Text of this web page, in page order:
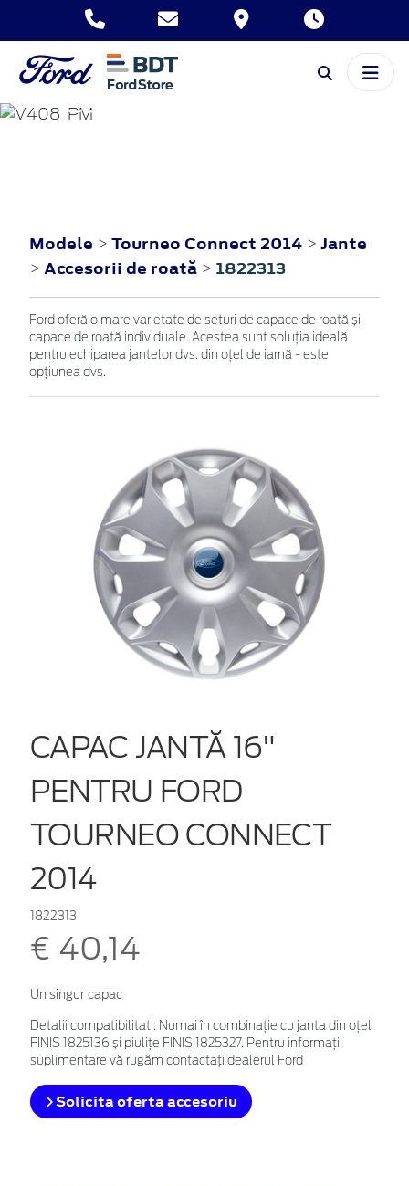
TOURNEO
CONNECT
Modele > Tourneo Connect 2014 > Jante
> Accesorii de roată > 1822313
Ford oferă o mare varietate de seturi de capace de roată și
capace de roată individuale. Acestea sunt soluția ideală
pentru echiparea jantelor dvs. din oțel de iarnă - este
opțiunea dvs.
CAPAC JANTĂ 16"
PENTRU FORD
TOURNEO CONNECT
2014
1822313
€ 40,14
Un singur capac
Detalii compatibilitati: Numai în combinație cu janta din oțel
FINIS 1825136 și piulițe FINIS 1825327. Pentru informații
suplimentare vă rugăm contactați dealerul Ford
Solicita oferta accesoriu